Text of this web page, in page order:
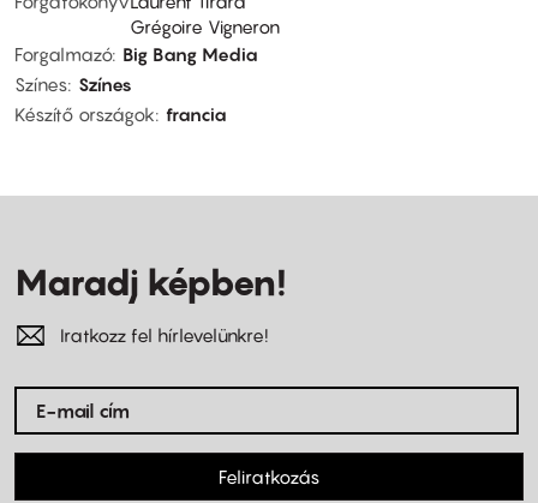
Grégoire Vigneron
Forgalmazó Big Bang Media
Színes Színes
Készítő országok francia
Maradj képben!
Iratkozz fel hírlevelünkre!
Feliratkozás